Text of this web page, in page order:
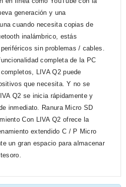
generación y una
cuando necesita copias de
inalámbrico, estás
sin problemas / cables.
completa de la PC
LIVA Q2 puede
que necesita. Y no se
Q2 se inicia rápidamente y
inmediato. Ranura Micro SD
Con LIVA Q2 ofrece la
extendido C / P Micro
un gran espacio para almacenar